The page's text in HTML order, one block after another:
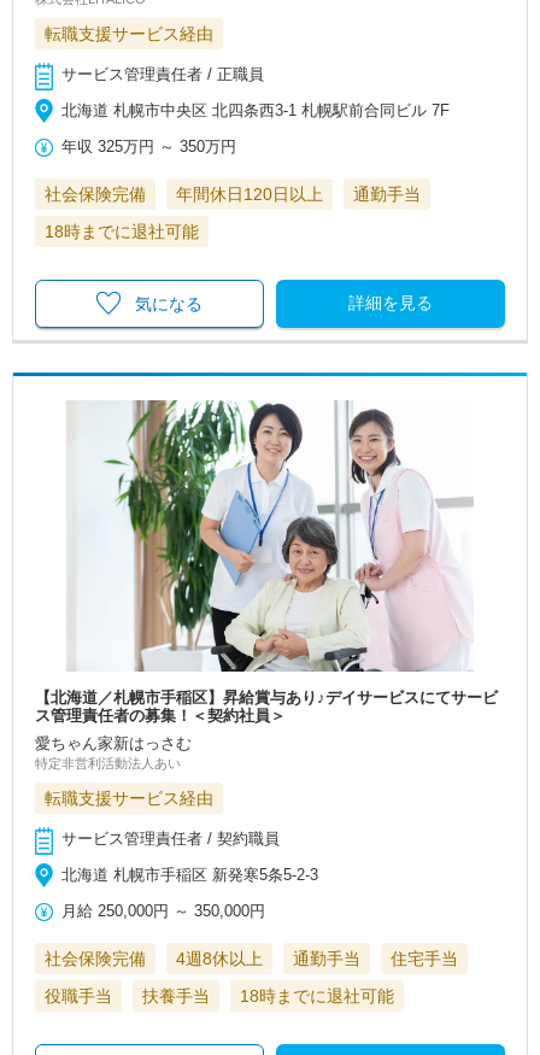
転職支援サービス経由
サービス管理責任者 / 正職員
北海道 札幌市中央区 北四条西3-1 札幌駅前合同ビル 7F
年収 325万円 ～350万円
社会保険完備 年間休日120日以上
通勤手当
18時までに退社可能
詳細を見る
気になる
【北海道／札幌市手稲区】昇給賞与あり♪デイサービスにてサービ
ス管理責任者の募集！＜契約社員＞
愛ちゃん家新はっさむ
特定非営利活動法人あい
転職支援サービス経由
サービス管理責任者 / 契約職員
北海道 札幌市手稲区 新発寒5条5-2-3
月給 250,000円 ～350,000円
社会保険完備 4週8休以上 通勤手当
住宅手当
役職手当
扶養手当 18時までに退社可能